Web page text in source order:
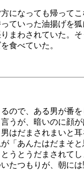
になっても帰って
ていった油揚げを
まわされていた。
食べていた。
ので、ある男が番
うが、暗いのに顔
はだまされまいと
「あんたはだまそ
うとうだまされて
たつもりが、朝に